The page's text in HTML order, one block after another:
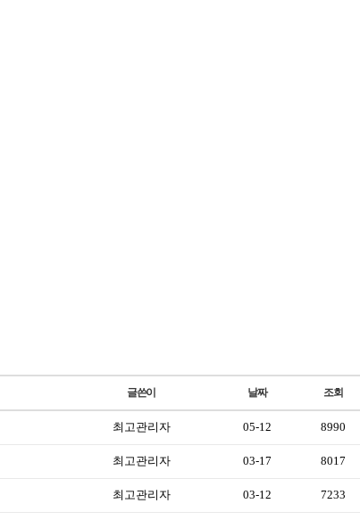
글쓴이 날짜 조회
최고관리자 05-12 8990
최고관리자 03-17 8017
최고관리자 03-12 7233